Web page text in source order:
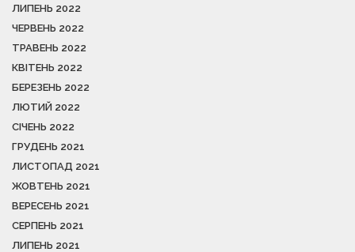
ЛИПЕНЬ 2022
ЧЕРВЕНЬ 2022
ТРАВЕНЬ 2022
КВІТЕНЬ 2022
БЕРЕЗЕНЬ 2022
ЛЮТИЙ 2022
СІЧЕНЬ 2022
ГРУДЕНЬ 2021
ЛИСТОПАД 2021
ЖОВТЕНЬ 2021
ВЕРЕСЕНЬ 2021
СЕРПЕНЬ 2021
ЛИПЕНЬ 2021